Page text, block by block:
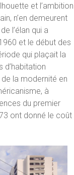
et l’ambition
n’en demeurent
l’élan qui a
et le début des
qui plaçait la
d’habitation
la modernité en
à
du premier
ont donné le coût